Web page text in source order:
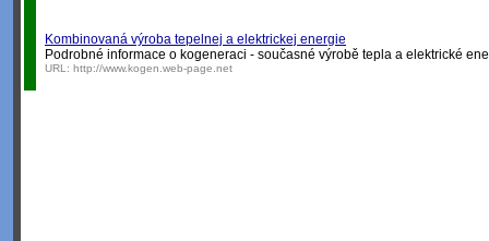
Kombinovaná výroba tepelnej a elektrickej energie
Podrobné informace o kogeneraci - současné výrobě tepla a elektrické
URL: http://www.kogen.web-page.net